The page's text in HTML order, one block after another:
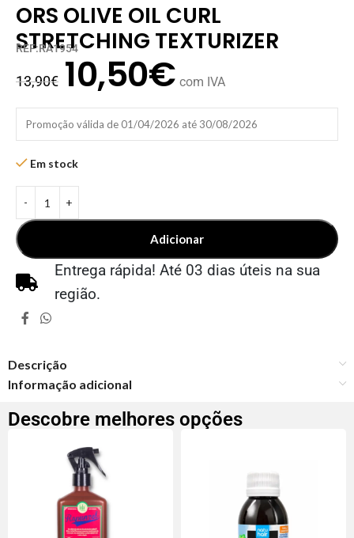
ORS OLIVE OIL CURL
STRETCHING TEXTURIZER
REF:RA1954
13,90€ 10,50€ com IVA
Promoção válida de 01/04/2026 até 30/08/2026
Em stock
Adicionar
Entrega rápida! Até 03 dias úteis na sua
região.
Descrição
Informação adicional
Descobre melhores opções